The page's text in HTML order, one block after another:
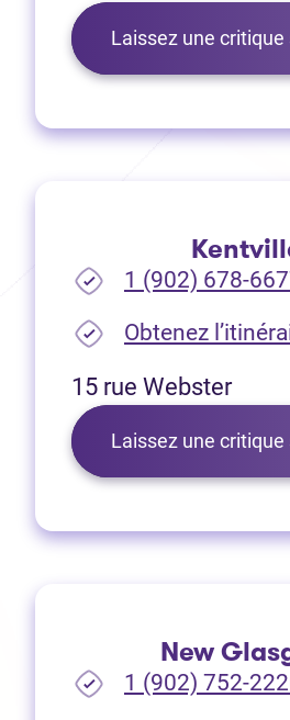
Laissez une critique
1 (902) 678-
Obtenez
15 rue Webster
Laissez une critique
New
1 (902) 752-